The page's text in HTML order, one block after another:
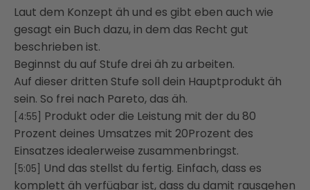
Laut dem Konzept äh und es gibt eben auch wie
gesagt ein Buch dazu, in dem das Recht gut
beschrieben ist.
Beginnst du auf Stufe drei äh zu arbeiten.
Auf dieser dritten Stufe soll dein Hauptprodukt äh
sein. So frei nach Pareto, das äh.
[4:55]
Produkt oder die Leistung mit der du 80
Prozent deines Umsatzes mit 20Prozent des
Einsatzes idealerweise zusammenbringst.
[5:05]
Und das stellst du fertig. Einfach, dass es
komplett äh verfügbar ist, dass du damit rausgehen